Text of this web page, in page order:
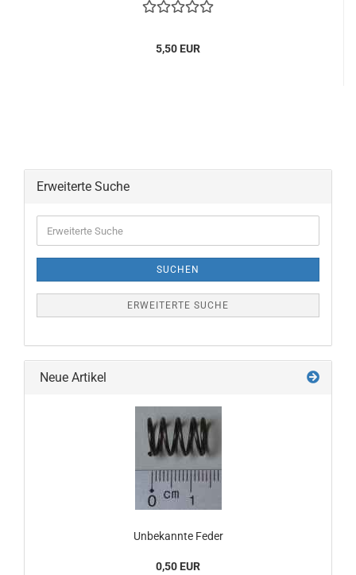
5,50 EUR
Erweiterte Suche
Suche
SUCHEN
ERWEITERTE SUCHE
Neue Artikel
Unbekannte Feder
0,50 EUR